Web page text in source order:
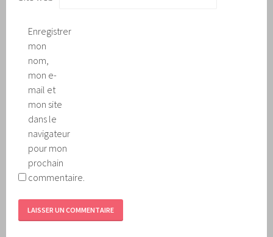
Enregistrer
mon
nom,
mon e-
mail et
mon site
dans le
navigateur
pour mon
prochain
commentaire.